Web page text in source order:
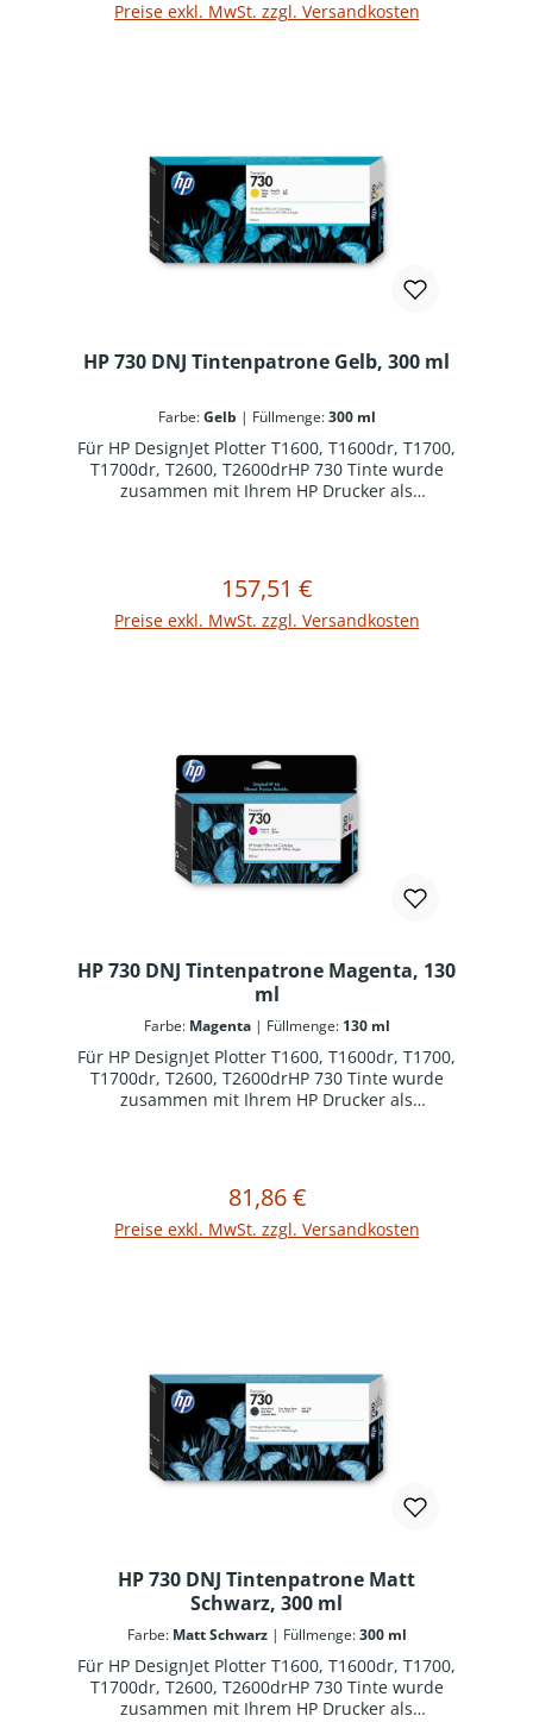
Preise exkl. MwSt. zzgl. Versandkosten
HP 730 DNJ Tintenpatrone Gelb, 300 ml
Farbe:Gelb | Füllmenge:300 ml
Für HP DesignJet Plotter T1600, T1600dr, T1700,
T1700dr, T2600, T2600drHP 730 Tinte wurde
zusammen mit Ihrem HP Drucker als
Regulärer Preis:
157,51 €
Preise exkl. MwSt. zzgl. Versandkosten
In den Warenkorb
HP 730 DNJ Tintenpatrone Magenta, 130
ml
Farbe: Magenta | Füllmenge: 130 ml
Für HP DesignJet Plotter T1600, T1600dr, T1700,
T1700dr, T2600, T2600drHP 730 Tinte wurde
zusammen mit Ihrem HP Drucker als
Regulärer Preis:
81,86 €
Preise exkl. MwSt. zzgl. Versandkosten
In den Warenkorb
HP 730 DNJ Tintenpatrone Matt
Schwarz, 300 ml
Farbe: Matt Schwarz | Füllmenge:300 ml
Für HP DesignJet Plotter T1600, T1600dr, T1700,
T1700dr, T2600, T2600drHP 730 Tinte wurde
zusammen mit Ihrem HP Drucker als